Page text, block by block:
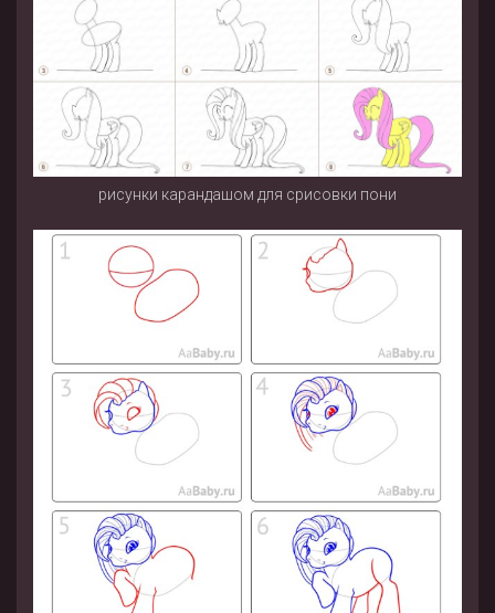
рисунки карандашом для срисовки пони